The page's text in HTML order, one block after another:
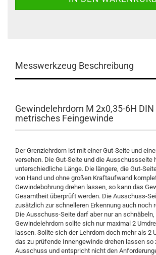
Messwerkzeug Beschreibung
Gewindelehrdorn M 2x0,35-6H DIN
metrisches Feingewinde
Der Grenzlehrdorn ist mit einer Gut-Seite und
versehen. Die Gut-Seite und die Ausschussseite
unterschiedliche Länge. Die längere, die Gut-
von Hand und ohne großen Kraftaufwand
Gewindebohrung drehen lassen, so kann das
Gesamtheit überprüft werden. Die Ausschuss-
zusätzlich zur schnelleren Erkennung auch noch
Die Ausschuss-Seite darf aber nur an
Gewindelehrdorn sollte sich nur maximal 2
lassen. Sollte sich der Lehrdorn doch mehr als 2
das zu prüfende Innengewinde drehen lassen so
Ausschuss und entspricht nicht den